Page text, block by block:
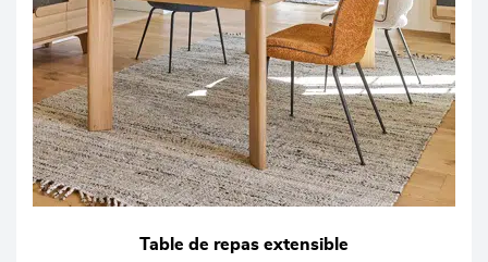
Table de repas extensible